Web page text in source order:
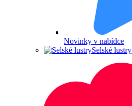
Novinky v nabídce
Selské lustry